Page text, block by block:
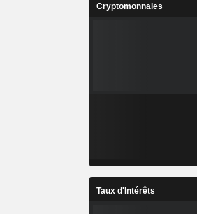
Cryptomonnaies
Taux d'Intérêts